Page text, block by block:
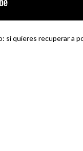
si quieres recuperar a